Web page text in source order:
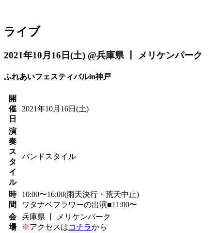
ライブ
2021年10月16日(土) @兵庫県 丨 メリケンパーク
ふれあいフェスティバルin神戸
開
催
日
2021年10月16日 (土)
演
奏
ス
タ
イ
ル
バンドスタイル
時
間
10:00〜16:00(雨天決行・荒天中止)
ワタナベフラワーの出演■11:00〜
会
場
兵庫県 丨 メリケンパーク
※アクセスはコチラから